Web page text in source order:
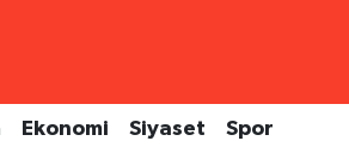
Ekonomi Siyaset Spor